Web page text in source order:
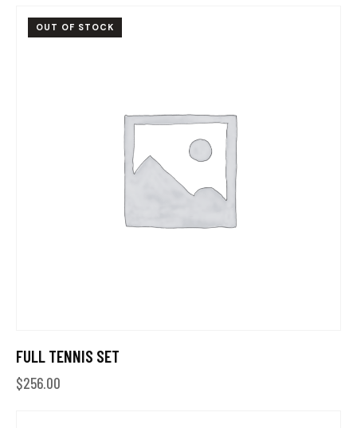
sur 5
OUT OF STOCK
FULL TENNIS SET
$256.00